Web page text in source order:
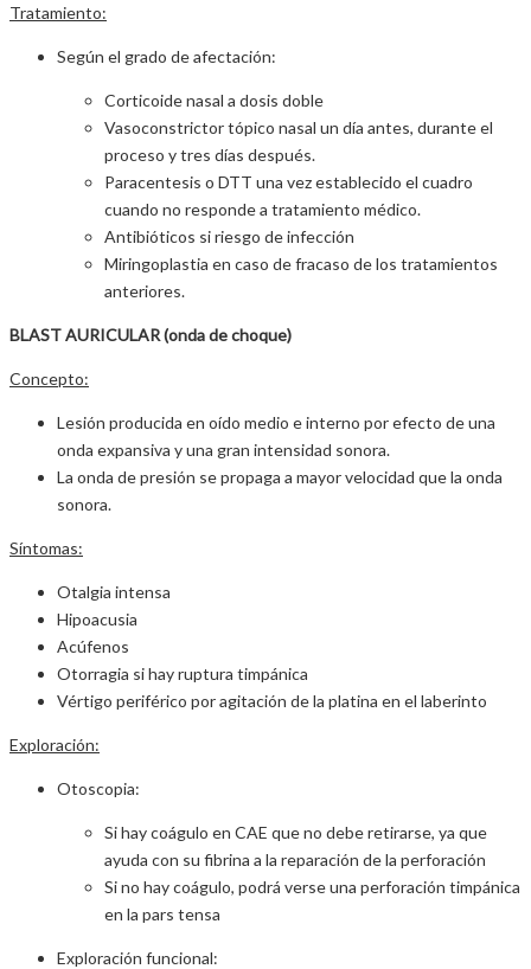
Tratamiento:
Según el grado de afectación:
Corticoide nasal a dosis doble
Vasoconstrictor tópico nasal un día antes, durante el
proceso y tres días después.
Paracentesis o DTT una vez establecido el cuadro
cuando no responde a tratamiento médico.
Antibióticos si riesgo de infección
Miringoplastia en caso de fracaso de los tratamientos
anteriores.
BLAST AURICULAR (onda de choque)
Concepto:
Lesión producida en oído medio e interno por efecto de una
onda expansiva y una gran intensidad sonora.
La onda de presión se propaga a mayor velocidad que la onda
sonora.
Síntomas:
Otalgia intensa
Hipoacusia
Acúfenos
Otorragia si hay ruptura timpánica
Vértigo periférico por agitación de la platina en el laberinto
Exploración:
Otoscopia:
Si hay coágulo en CAE que no debe retirarse, ya que
ayuda con su fibrina a la reparación de la perforación
Si no hay coágulo, podrá verse una perforación timpánica
en la pars tensa
Exploración funcional: